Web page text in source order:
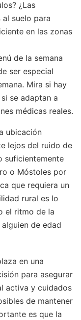
¿Las
suelo para
en las zonas
de la semana
ser especial
Mira si hay
se adaptan a
médicas reales.
ubicación
lejos del ruido de
suficientemente
o Móstoles por
que requiera un
rural es lo
el ritmo de la
de edad
en una
para asegurar
activa y cuidados
de mantener
es que la